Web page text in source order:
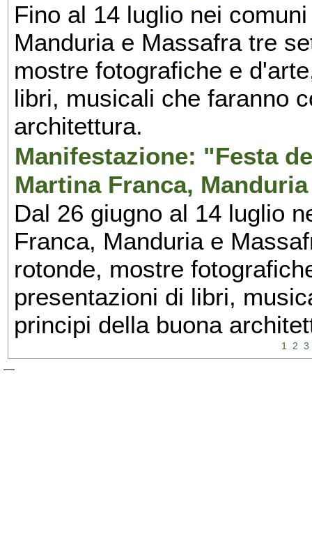
Fino al 14 luglio nei
Manduria e Massafra tre
mostre fotografiche e
libri, musicali che faranno
architettura.
Manifestazione: "Festa
Martina Franca,
Dal 26 giugno al 14 luglio
Franca, Manduria e
rotonde, mostre
presentazioni di libri,
principi della buona
1 2 3